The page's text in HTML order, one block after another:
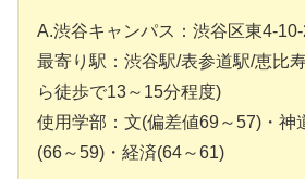
A.渋谷キャンパス：渋谷区東4-
最寄り駅：渋谷駅/表参道駅/恵比
ら徒歩で13～15分程度)
使用学部：文(偏差値69～57)・神
(66～59)・経済(64～61)